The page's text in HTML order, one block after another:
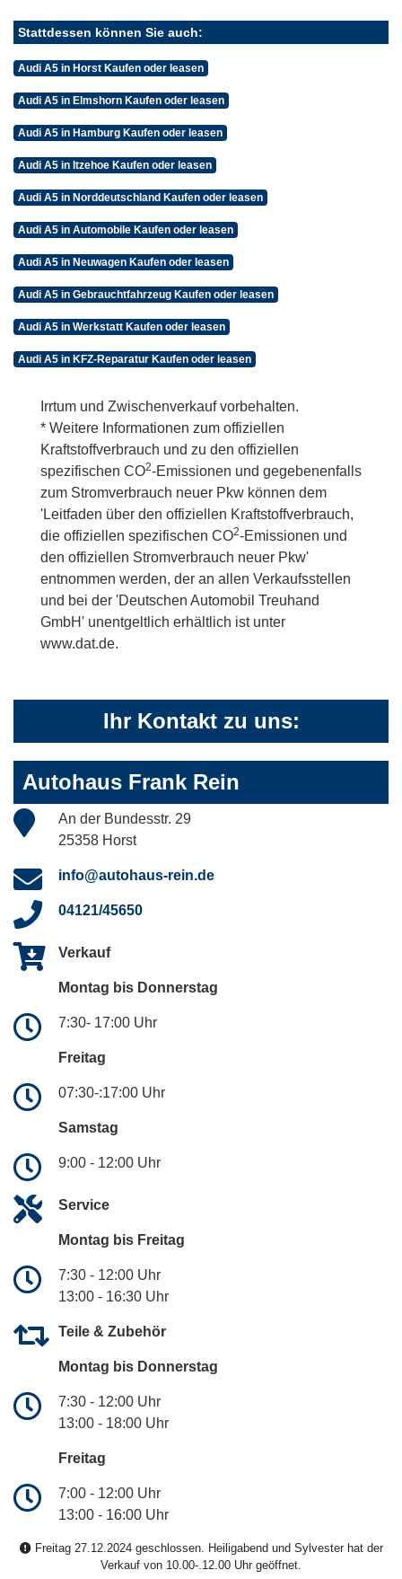
Stattdessen können Sie auch:
Audi A5 in Horst Kaufen oder leasen
Audi A5 in Elmshorn Kaufen oder leasen
Audi A5 in Hamburg Kaufen oder leasen
Audi A5 in Itzehoe Kaufen oder leasen
Audi A5 in Norddeutschland Kaufen oder leasen
Audi A5 in Automobile Kaufen oder leasen
Audi A5 in Neuwagen Kaufen oder leasen
Audi A5 in Gebrauchtfahrzeug Kaufen oder leasen
Audi A5 in Werkstatt Kaufen oder leasen
Audi A5 in KFZ-Reparatur Kaufen oder leasen
Irrtum und Zwischenverkauf vorbehalten.
* Weitere Informationen zum offiziellen
Kraftstoffverbrauch und zu den offiziellen
spezifischen CO2-Emissionen und gegebenenfalls
zum Stromverbrauch neuer Pkw können dem
'Leitfaden über den offiziellen Kraftstoffverbrauch,
die offiziellen spezifischen CO2-Emissionen und
den offiziellen Stromverbrauch neuer Pkw'
entnommen werden, der an allen Verkaufsstellen
und bei der 'Deutschen Automobil Treuhand
GmbH' unentgeltlich erhältlich ist unter
www.dat.de.
Ihr Kontakt zu uns:
Autohaus Frank Rein
An der Bundesstr. 29
25358 Horst
info@autohaus-rein.de
04121/45650
Verkauf
Montag bis Donnerstag
7:30- 17:00 Uhr
Freitag
07:30-:17:00 Uhr
Samstag
9:00 - 12:00 Uhr
Service
Montag bis Freitag
7:30 - 12:00 Uhr
13:00 - 16:30 Uhr
Teile & Zubehör
Montag bis Donnerstag
7:30 - 12:00 Uhr
13:00 - 18:00 Uhr
Freitag
7:00 - 12:00 Uhr
13:00 - 16:00 Uhr
Freitag 27.12.2024 geschlossen. Heiligabend und Sylvester hat der
Verkauf von 10.00-.12.00 Uhr geöffnet.